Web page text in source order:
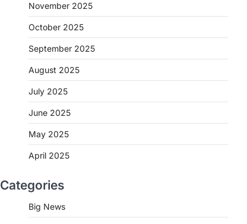
November 2025
October 2025
September 2025
August 2025
July 2025
June 2025
May 2025
April 2025
Categories
Big News
CHHATTISGARH
CG: शराब दुकानों में गड़बड़ी पर
आबकारी विभाग का बड़ा एक्शन
More Khabar
रायपुर। छत्तीसगढ़ में शराब दुकानों में अधिक कीमत
पर बिक्री और अन्य गंभीर अनियमितताओं के…
CG:NEET/JEEऑनलाइन कोचिंग